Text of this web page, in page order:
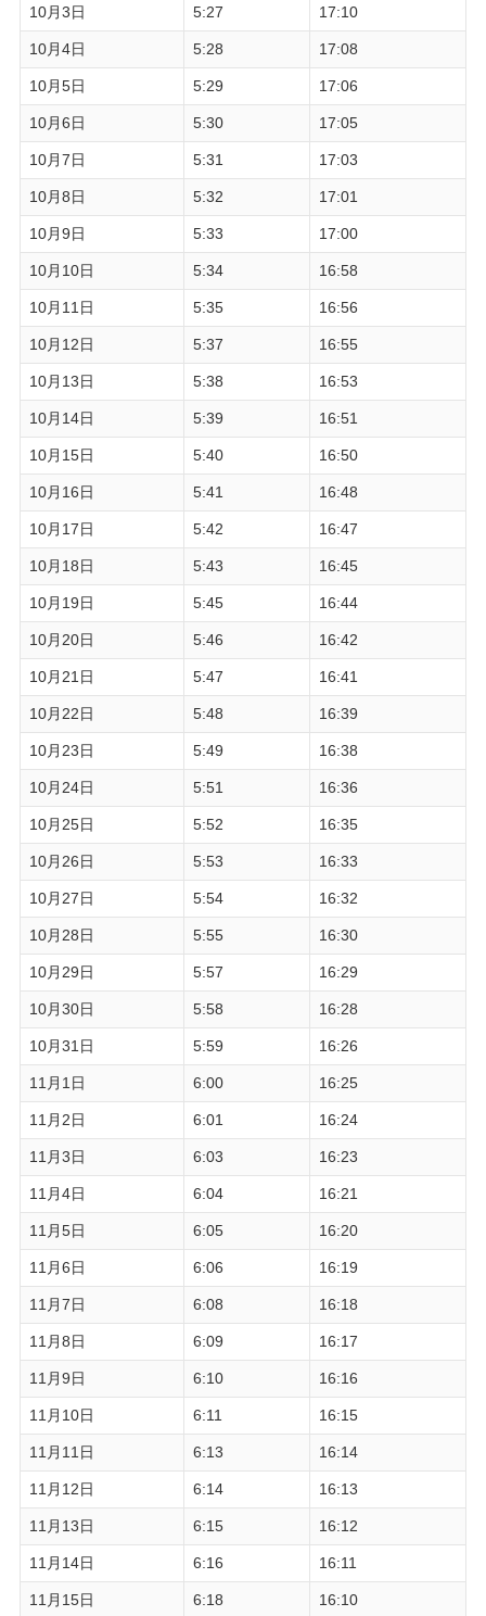
10月3日 5:27 17:10
10月4日 5:28 17:08
10月5日 5:29 17:06
10月6日 5:30 17:05
10月7日 5:31 17:03
10月8日 5:32 17:01
10月9日 5:33 17:00
10月10日 5:34 16:58
10月11日 5:35 16:56
10月12日 5:37 16:55
10月13日 5:38 16:53
10月14日 5:39 16:51
10月15日 5:40 16:50
10月16日 5:41 16:48
10月17日 5:42 16:47
10月18日 5:43 16:45
10月19日 5:45 16:44
10月20日 5:46 16:42
10月21日 5:47 16:41
10月22日 5:48 16:39
10月23日 5:49 16:38
10月24日 5:51 16:36
10月25日 5:52 16:35
10月26日 5:53 16:33
10月27日 5:54 16:32
10月28日 5:55 16:30
10月29日 5:57 16:29
10月30日 5:58 16:28
10月31日 5:59 16:26
11月1日 6:00 16:25
11月2日 6:01 16:24
11月3日 6:03 16:23
11月4日 6:04 16:21
11月5日 6:05 16:20
11月6日 6:06 16:19
11月7日 6:08 16:18
11月8日 6:09 16:17
11月9日 6:10 16:16
11月10日 6:11 16:15
11月11日 6:13 16:14
11月12日 6:14 16:13
11月13日 6:15 16:12
11月14日 6:16 16:11
11月15日 6:18 16:10